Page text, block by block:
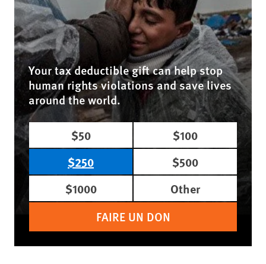
Your tax deductible gift can help stop
human rights violations and save lives
around the world.
$50
$100
$250
$500
$1000
Other
FAIRE UN DON